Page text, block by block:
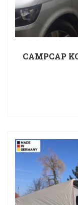
CAMPCAP